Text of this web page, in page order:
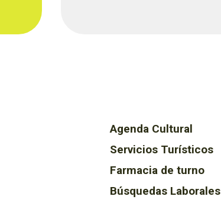
Agenda Cultural
Servicios Turísticos
Farmacia de turno
Búsquedas Laborales